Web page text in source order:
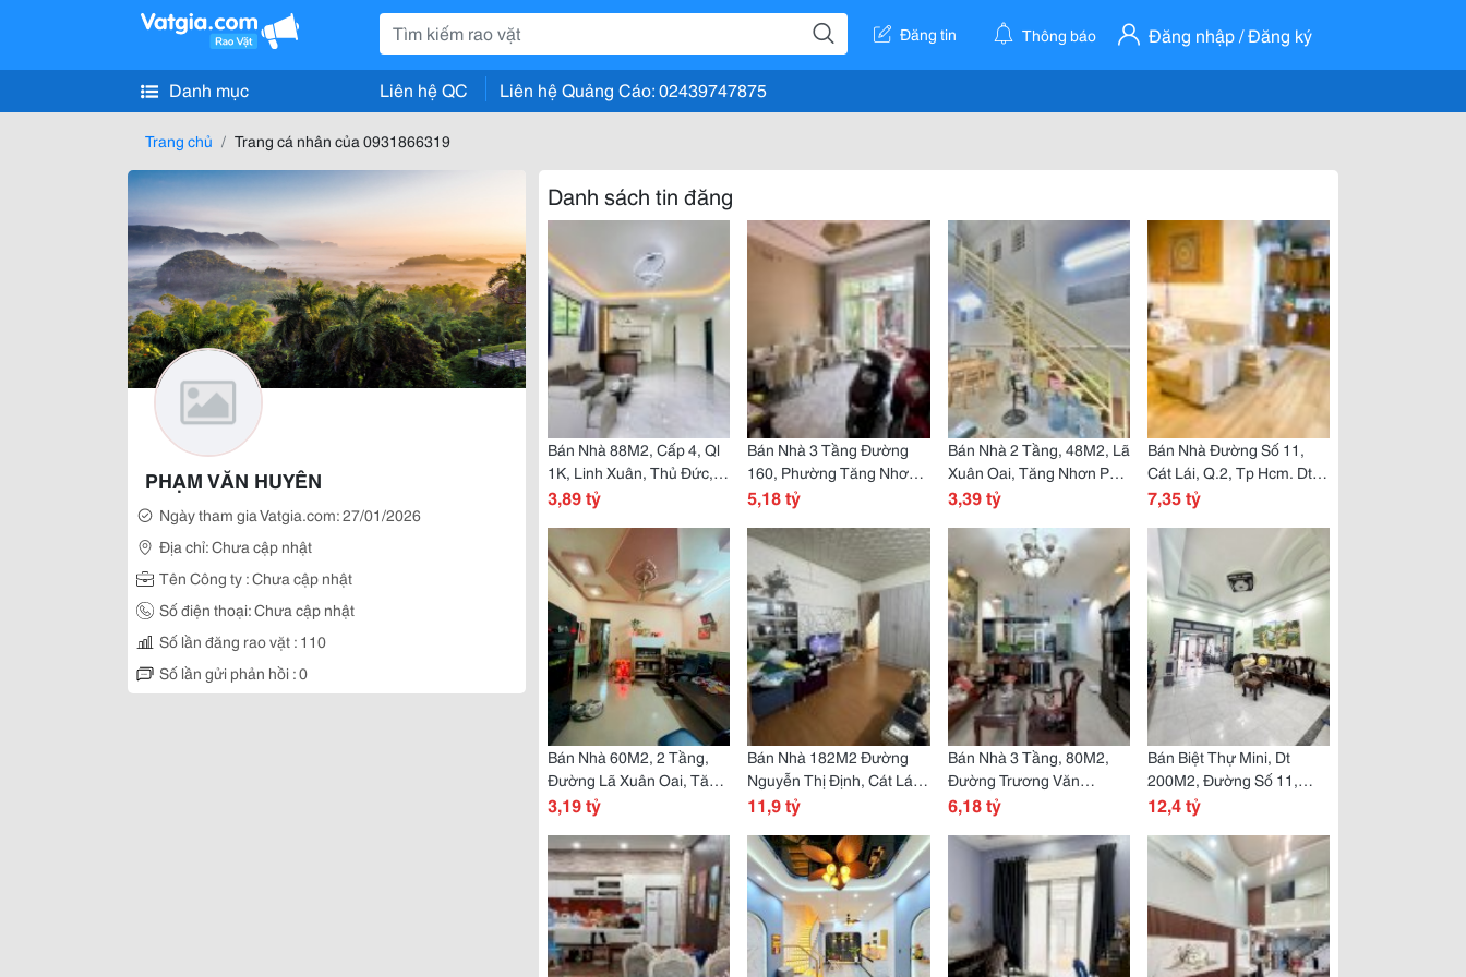
Đăng tin Thông báo Đăng nhập / Đăng ký
Danh mục Liên hệ QC Liên hệ Quảng Cáo: 02439747875
Trang chủ Trang cá nhân của 0931866319
PHẠM VĂN HUYÊN
Ngày tham gia Vatgia.com: 27/01/2026
Địa chỉ: Chưa cập nhật
Tên Công ty : Chưa cập nhật
Số điện thoại: Chưa cập nhật
Số lần đăng rao vặt : 110
Số lần gửi phản hồi : 0
Danh sách tin đăng
Bán Nhà 88M2, Cấp 4, Ql
1K, Linh Xuân, Thủ Đức,
Tp Hcm, Sổ Hồng Riêng,
3,89 tỷ
Bán Nhà 3 Tầng Đường
160, Phường Tăng Nhơn
Phú A, Q9, Thủ Đức, Tp
Riêng. Giá 5,18 Tỷ
5,18 tỷ
Bán Nhà 2 Tầng, 48M2, Lã
Xuân Oai, Tăng Nhơn Phú
A, Q9, Thủ Đức, Tp Hcm,
3,39 tỷ
Bán Nhà Đường Số 11,
Cát Lái, Q.2, Tp Hcm. Dt
63M2, 3 Tầng, Sổ Hồng
7,35 tỷ
Bán Nhà 60M2, 2 Tầng,
Đường Lã Xuân Oai, Tăng
Nhơn Phú A, Q9. Thủ Đức,
3,19 tỷ
Bán Nhà 182M2 Đường
Nguyễn Thị Định, Cát Lái,
Q2, Tp Hcm, Giá 11.9 Tỷ,
11,9 tỷ
Bán Nhà 3 Tầng, 80M2,
Đường Trương Văn
Thành, Hiệp Phú, Q9, Thủ
Riêng. Giá 6,18 Tỷ.
6,18 tỷ
Bán Biệt Thự Mini, Dt
200M2, Đường Số 11,
Linh Trung, Thủ Đức, Tp
12,4 Tỷ.
12,4 tỷ